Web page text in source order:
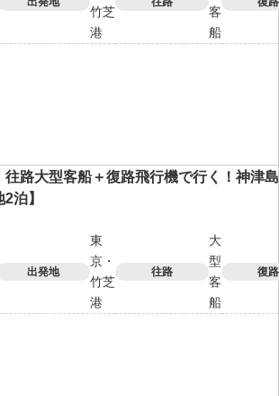
竹芝
港
客
船
往路大型客船＋復路飛行機で行く！神津
泊】
出発地
東
京・
竹芝
港
往路
大
型
客
船
復路